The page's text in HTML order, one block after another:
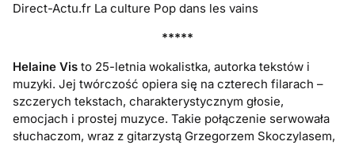
Direct-Actu.fr La culture Pop dans les vains
*****
Helaine Vis to 25-letnia wokalistka, autorka tekstów i
muzyki. Jej twórczość opiera się na czterech filarach –
szczerych tekstach, charakterystycznym głosie,
emocjach i prostej muzyce. Takie połączenie serwowała
słuchaczom, wraz z gitarzystą Grzegorzem Skoczylasem,